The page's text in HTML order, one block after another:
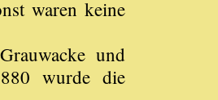
waren keine
und
wurde die